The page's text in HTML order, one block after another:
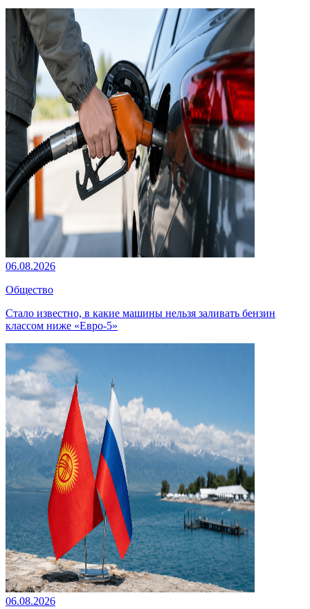
06.08.2026
Общество
Стало известно, в какие машины нельзя заливать бензин
классом ниже «Евро-5»
06.08.2026